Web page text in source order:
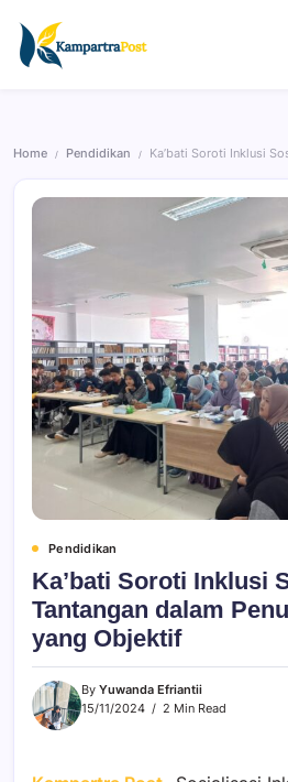
Home / Pendidikan / Ka’bati Soroti Inklusi Sosial dan
Pendidikan
Ka’bati Soroti Inklusi
Tantangan dalam
yang Objektif
By Yuwanda Efriantii
15/11/2024
2 Min Read